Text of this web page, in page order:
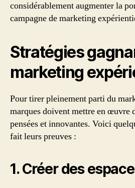
considérablement augmenter la
campagne de marketing
Stratégies
marketing
Pour tirer pleinement parti du
marques doivent mettre en œuvre
pensées et innovantes. Voici
fait leurs preuves :
1. Créer des